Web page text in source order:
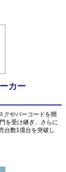
ーカー
クやバーコードを開
を受け継ぎ、さらに
台数1億台を突破し